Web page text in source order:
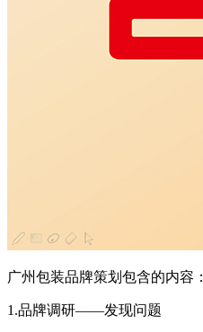
广州包装品牌策划包含的内容：
1.品牌调研——发现问题